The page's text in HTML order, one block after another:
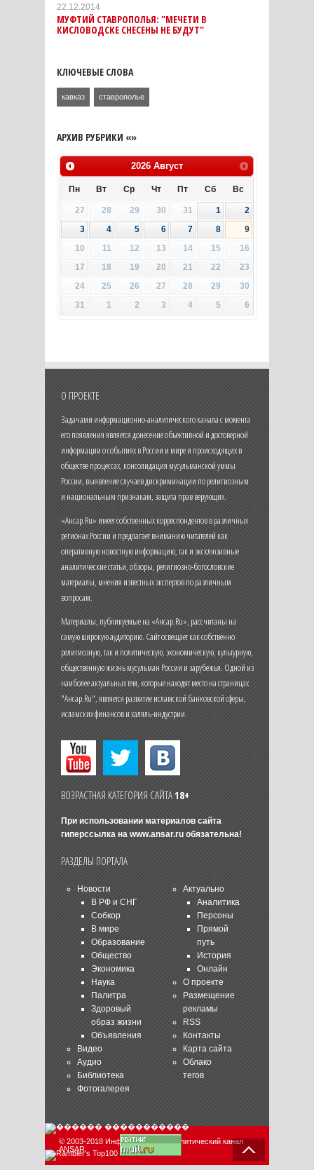
22.12.2014
МУФТИЙ СТАВРОПОЛЬЯ: "МЕЧЕТИ В
КИСЛОВОДСКЕ СНЕСЕНЫ НЕ БУДУТ"
КЛЮЧЕВЫЕ СЛОВА
кавказ ставрополье
АРХИВ РУБРИКИ «»
2026 Август
Пн Вт Ср Чт Пт Сб Вс
27 28 29 30 31 1
2
3
4 5 6 7 8
9
10
11 12 13 14 15
16
17
18 19 20 21 22
23
24
25 26 27 28 29
30
31
1 2 3 4 5 6
О ПРОЕКТЕ
Задачами информационно-аналитического канала с момента
его появления является донесение объективной и достоверной
информации о событиях в России и мире и происходящих в
обществе процессах, консолидация мусульманской уммы
России, выявление случаев дискриминации по религиозным
и национальным признакам, защита прав верующих.
«Ансар.Ru» имеет собственных корреспондентов в различных
регионах России и предлагает вниманию читателей как
оперативную новостную информацию, так и эксклюзивные
аналитические статьи, обзоры, религиозно-богословские
материалы, мнения известных экспертов по различным
вопросам.
Материалы, публикуемые на «Ансар.Ru», рассчитаны на
самую широкую аудиторию. Сайт освещает как собственно
религиозную, так и политическую, экономическую, культурную,
общественную жизнь мусульман России и зарубежья. Одной из
наиболее актуальных тем, которые находят место на страницах
"Ансар.Ru", является развитие исламской банковской сферы,
исламских финансов и халяль-индустрии.
ВОЗРАСТНАЯ КАТЕГОРИЯ САЙТА18+
При использовании материалов сайта
гиперссылка на www.ansar.ruобязательна!
РАЗДЕЛЫ ПОРТАЛА
Новости
В РФ и СНГ
Собкор
В мире
Образование
Общество
Экономика
Наука
Палитра
Здоровый
образ жизни
Объявления
Видео
Аудио
Библиотека
Фотогалерея
Актуально
Аналитика
Персоны
Прямой
путь
История
Онлайн
О проекте
Размещение
рекламы
RSS
Контакты
Карта сайта
Облако
тегов
© 2003-2018 Информационно-аналитический канал
ANSAR